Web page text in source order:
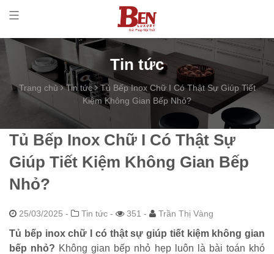
Tin tức
Trang chủ Tin tức
Tủ Bếp Inox Chữ I Có Thật Sự Giúp Tiết
Kiệm Không Gian Bếp Nhỏ?
Tủ Bếp Inox Chữ I Có Thật Sự
Giúp Tiết Kiệm Không Gian Bếp
Nhỏ?
25/03/2025 - Tin tức - 351 - Trần Thị Vàng
Tủ bếp inox chữ I có thật sự giúp tiết kiệm không gian
bếp nhỏ? Không gian bếp nhỏ hẹp luôn là bài toán khó